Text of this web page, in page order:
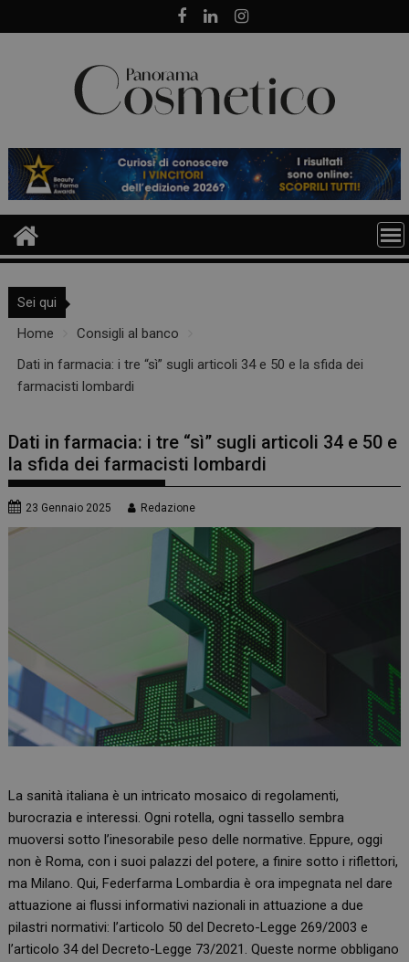
to
Sei qui
Home
Consigli al banco
Dati in farmacia: i tre “sì” sugli articoli 34 e 50 e la sfida dei
farmacisti lombardi
Dati in farmacia: i tre “sì” sugli articoli 34 e 50 e
la sfida dei farmacisti lombardi
23 Gennaio 2025 Redazione
La sanità italiana è un intricato mosaico di regolamenti,
burocrazia e interessi. Ogni rotella, ogni tassello sembra
muoversi sotto l’inesorabile peso delle normative. Eppure, oggi
non è Roma, con i suoi palazzi del potere, a finire sotto i riflettori,
ma Milano. Qui, Federfarma Lombardia è ora impegnata nel dare
attuazione ai flussi informativi nazionali in attuazione a due
pilastri normativi: l’articolo 50 del Decreto-Legge 269/2003 e
l’articolo 34 del Decreto-Legge 73/2021. Queste norme obbligano